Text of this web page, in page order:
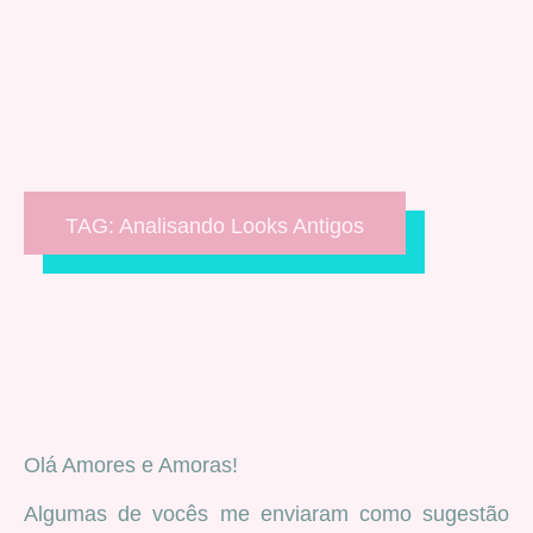
TAG: Analisando Looks Antigos
Olá Amores e Amoras!
Algumas de vocês me enviaram como sugestão